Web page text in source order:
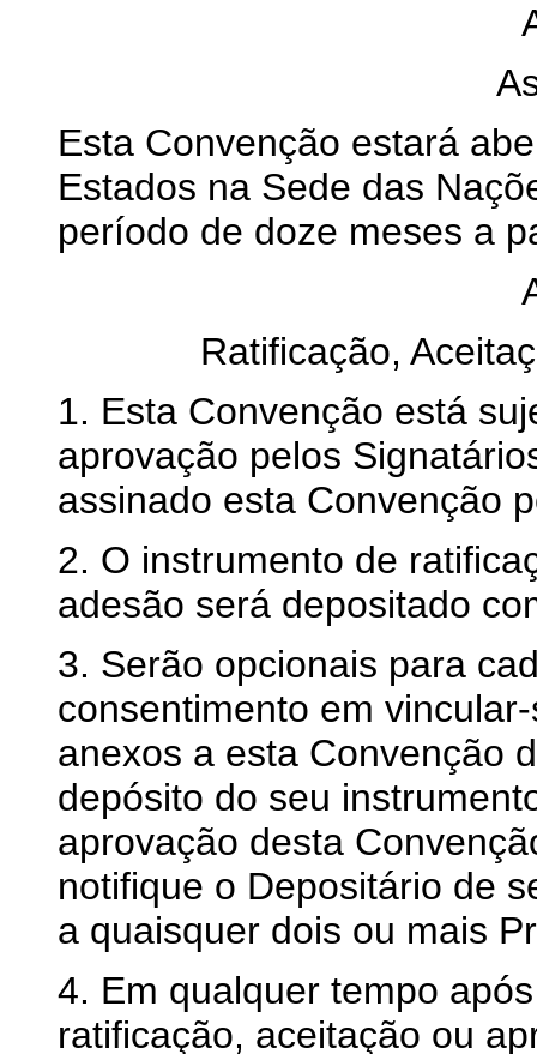
Esta Convenção estará
Estados na Sede das
período de doze meses a
Ratificação,
1. Esta Convenção está
aprovação pelos
assinado esta Convenção
2. O instrumento de
adesão será depositado
3. Serão opcionais para
consentimento em
anexos a esta Convenção
depósito do seu
aprovação desta
notifique o Depositário de
a quaisquer dois ou mais
4. Em qualquer tempo
ratificação, aceitação ou